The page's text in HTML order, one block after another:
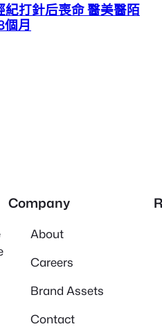
打針后喪命 醫美醫陌
個月
Company
About
Careers
Brand Assets
Contact